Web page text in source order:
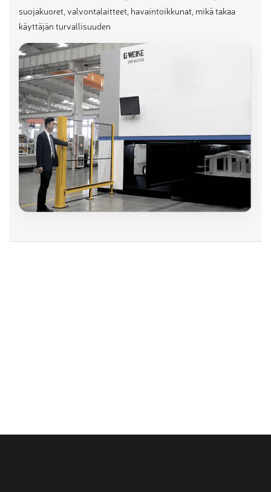
suojakuoret, valvontalaitteet, havaintoikkunat, mikä takaa
käyttäjän turvallisuuden